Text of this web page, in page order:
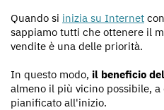
Quando si inizia su Internet
sappiamo tutti che ottenere il
vendite è una delle priorità.
In questo modo, il beneficio
almeno il più vicino possibile, a
pianificato all'inizio.